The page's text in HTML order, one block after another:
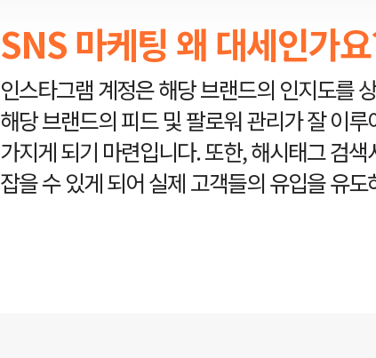
SNS 마케팅 왜 대세인가
인스타그램 계정은 해당 브랜드의 인지도를
해당 브랜드의 피드 및 팔로워 관리가 잘 이
가지게 되기 마련입니다. 또한, 해시태그 검
잡을 수 있게 되어 실제 고객들의 유입을 유